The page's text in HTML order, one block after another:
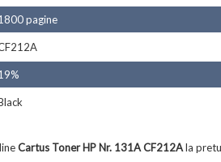
pagine
Cartus Toner HP Nr. 131A CF212Ala